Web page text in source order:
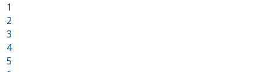
1
2
3
4
5